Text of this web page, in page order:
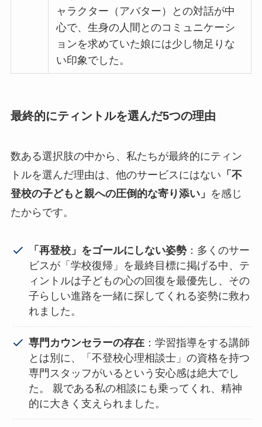
ャラクター（アバター）との対話が中
心で、生身の人間とのコミュニケーシ
ョンを求めていた娘には少し物足りな
い印象でした。
最終的にティントルを選んだ5つの理由
数ある選択肢の中から、私たちが最終的にティン
トルを選んだ理由は、他のサービスにはない 「不
登校の子どもと親への圧倒的な寄り添い」 を感じ
たからです。
「再登校」をゴールにしない姿勢 ：多くのサー
ビスが「学校復帰」を最終目標に掲げる中、テ
ィントルは子どもの心の回復を最優先し、その
子らしい進路を一緒に探してくれる姿勢に救わ
れました。
専門カウンセラーの存在 ：学習指導をする講師
とは別に、「不登校心理相談士」の資格を持つ
専門スタッフがいるという安心感は絶大でし
た。 親である私の相談にも乗ってくれ、精神
的に大きく支えられました。